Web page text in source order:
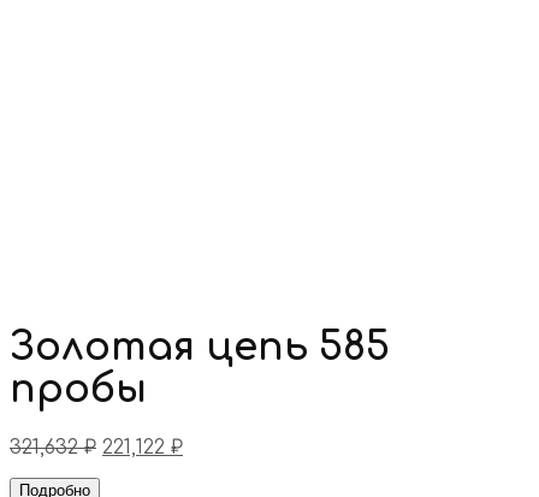
Золотая цепь 585
пробы
321,632₽ 221,122 ₽
Подробно